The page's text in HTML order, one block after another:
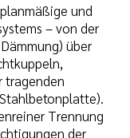
und
– von der
über
tragenden
Trennung
der